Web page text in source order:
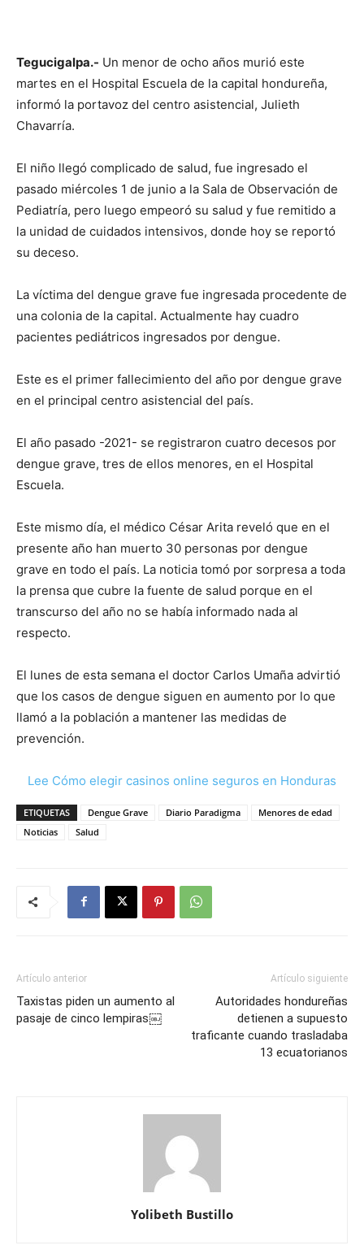
Tegucigalpa.- Un menor de ocho años murió este
martes en el Hospital Escuela de la capital hondureña,
informó la portavoz del centro asistencial, Julieth
Chavarría.
El niño llegó complicado de salud, fue ingresado el
pasado miércoles 1 de junio a la Sala de Observación de
Pediatría, pero luego empeoró su salud y fue remitido a
la unidad de cuidados intensivos, donde hoy se reportó
su deceso.
La víctima del dengue grave fue ingresada procedente de
una colonia de la capital. Actualmente hay cuadro
pacientes pediátricos ingresados por dengue.
Este es el primer fallecimiento del año por dengue grave
en el principal centro asistencial del país.
El año pasado -2021- se registraron cuatro decesos por
dengue grave, tres de ellos menores, en el Hospital
Escuela.
Este mismo día, el médico César Arita reveló que en el
presente año han muerto 30 personas por dengue
grave en todo el país. La noticia tomó por sorpresa a toda
la prensa que cubre la fuente de salud porque en el
transcurso del año no se había informado nada al
respecto.
El lunes de esta semana el doctor Carlos Umaña advirtió
que los casos de dengue siguen en aumento por lo que
llamó a la población a mantener las medidas de
prevención.
Lee Cómo elegir casinos online seguros en Honduras
ETIQUETAS Dengue Grave Diario Paradigma
Menores de edad
Noticias
Salud
Artículo anterior
Taxistas piden un aumento al
pasaje de cinco lempiras￼
Artículo siguiente
Autoridades hondureñas
detienen a supuesto
traficante cuando trasladaba
13 ecuatorianos
Yolibeth Bustillo